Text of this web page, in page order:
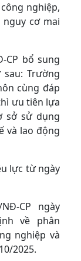
nghiệp,
cơ mai
CP bổ sung
Trường
cùng đáp
ưu tiên lựa
sở sử dụng
và lao động
lực từ ngày
CP ngày
về phân
nghiệp và
2025.